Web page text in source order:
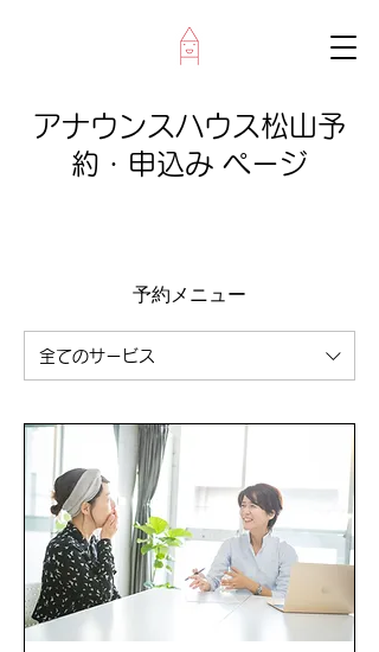
アナウンスハウス松山予
約・申込み ページ
予約メニュー
全てのサービス